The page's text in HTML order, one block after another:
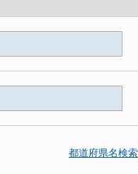
都道府県名検索